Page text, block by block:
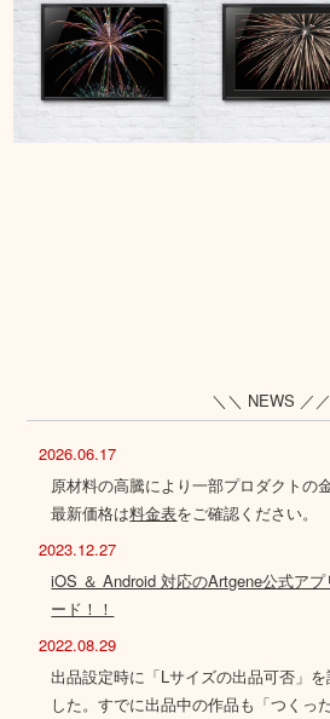
＼＼ NEWS ／／
2026.06.17
原材料の高騰により一部プロダクトの
最新価格は料金表をご確認ください。
2023.12.27
iOS ＆ Android 対応のArtgene公式ア
ード！！
2022.08.29
出品設定時に「Lサイズの出品可否」
した。すでに出品中の作品も「つくっ